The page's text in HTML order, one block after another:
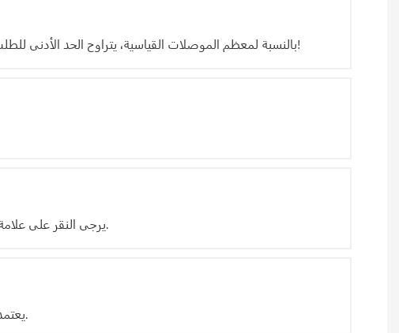
بالنسبة لمعظم الموصلات القياسية، يتراوح الحد الأدنى للطلب لدينا بين قطعة واحدة وعشر قطع. كما ندعم طلبات العينات لكل سلسلة. لمزيد من المعلومات، يرجى التواصل معنا!
يرجى النقر على علامة "اتصل بنا". بعد ذلك، يمكنك إرسال استفسارك عبر البريد الإلكتروني، أو الاتصال بنا مباشرةً. دعنا نتحدث عن التفاصيل.
يعتمد ذلك على الكمية وأنواع المنتجات وترتيبات قسم الإنتاج. ولكننا سنحدد تاريخ التسليم المتوقع في عرض الأسعار والعقد.